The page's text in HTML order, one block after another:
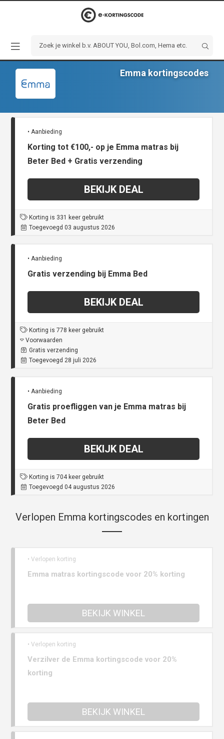
Emma kortingscodes
• Aanbieding
Korting tot €100,- op je Emma matras bij
Beter Bed + Gratis verzending
BEKIJK DEAL
Korting is 331 keer gebruikt
Toegevoegd 03 augustus 2026
• Aanbieding
Gratis verzending bij Emma Bed
BEKIJK DEAL
Korting is 778 keer gebruikt
Voorwaarden
Gratis verzending
Toegevoegd 28 juli 2026
• Aanbieding
Gratis proefliggen van je Emma matras bij
Beter Bed
BEKIJK DEAL
Korting is 704 keer gebruikt
Toegevoegd 04 augustus 2026
Verlopen Emma kortingscodes en kortingen
• Verlopen korting
Emma matras kortingscode voor 20% korting
BEKIJK WINKEL
• Verlopen korting
Verzilver de Emma kortingscode voor 20%
korting
BEKIJK WINKEL